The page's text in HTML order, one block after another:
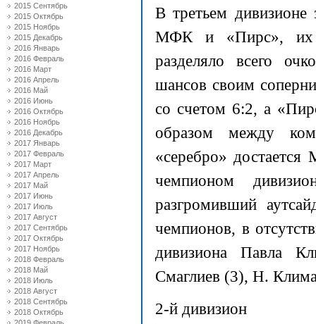
2015 Сентябрь
2015 Октябрь
2015 Ноябрь
2015 Декабрь
2016 Январь
2016 Февраль
2016 Март
2016 Апрель
2016 Май
2016 Июнь
2016 Октябрь
2016 Ноябрь
2016 Декабрь
2017 Январь
2017 Февраль
2017 Март
2017 Апрель
2017 Май
2017 Июнь
2017 Июль
2017 Август
2017 Сентябрь
2017 Октябрь
2017 Ноябрь
2018 Февраль
2018 Май
2018 Июль
2018 Август
2018 Сентябрь
2018 Октябрь
В третьем дивизионе
МФК и «Пирс», их
разделяло всего
шансов своим
со счетом 6:2, а
образом между
«серебро»
чемпионом
разгромивший
чемпионов, в
дивизиона Павла
Смаглиев (3), Н.
2-й дивизион